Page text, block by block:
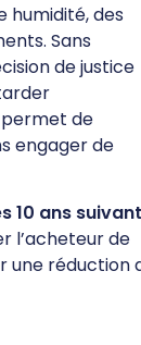
humidité, des
Sans
de justice
de
engager de
10 ans
l’acheteur de
une réduction